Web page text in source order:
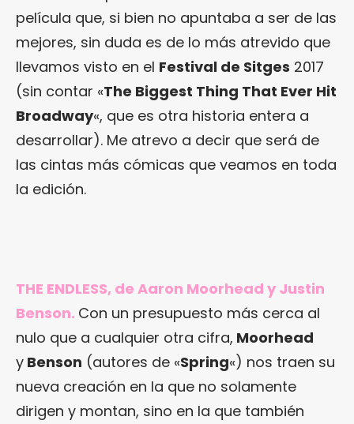
película que, si bien no apuntaba a ser de las
mejores, sin duda es de lo más atrevido que
llevamos visto en el Festival de Sitges 2017
(sin contar «The Biggest Thing That Ever Hit
Broadway«, que es otra historia entera a
desarrollar). Me atrevo a decir que será de
las cintas más cómicas que veamos en toda
la edición.
THE ENDLESS, de Aaron Moorhead y Justin
Benson. Con un presupuesto más cerca al
nulo que a cualquier otra cifra, Moorhead
y Benson (autores de «Spring«) nos traen su
nueva creación en la que no solamente
dirigen y montan, sino en la que también